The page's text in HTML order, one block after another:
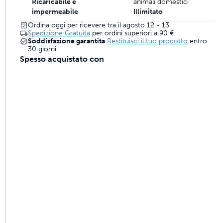
quattro volte migliore
costruite per durare
Ricaricabile e
impermeabile
animali domestici
Illimitato
Ordina oggi per ricevere tra il agosto 12 - 13
Spedizione Gratuitaper ordini superiori a 90 €
Soddisfazione garantita Restituisci il tuo prodotto entro
30 giorni
Spesso acquistato con